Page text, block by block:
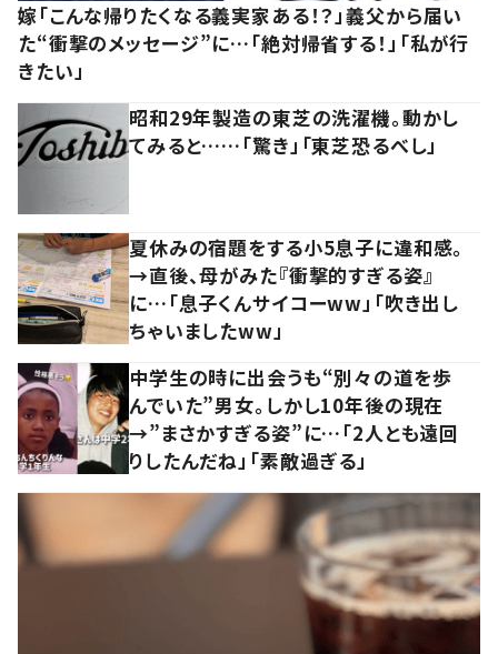
嫁「こんな帰りたくなる義実家ある！？」義父から届い
た“衝撃のメッセージ”に…「絶対帰省する！」「私が行
きたい」
昭和29年製造の東芝の洗濯機。動かし
てみると……「驚き」「東芝恐るべし」
夏休みの宿題をする小5息子に違和感。
→直後、母がみた『衝撃的すぎる姿』
に…「息子くんサイコーww」「吹き出し
ちゃいましたww」
中学生の時に出会うも“別々の道を歩
んでいた”男女。しかし10年後の現在
→”まさかすぎる姿”に…「2人とも遠回
りしたんだね」「素敵過ぎる」